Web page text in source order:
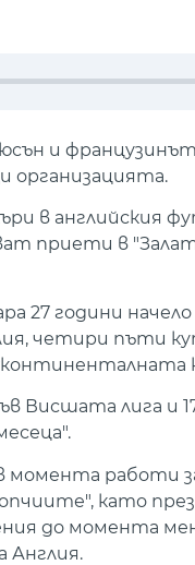
и
организацията.
в английския
приети в
27 години
четири пъти
Висшата лига и
работи
като през
до момента
Англия.